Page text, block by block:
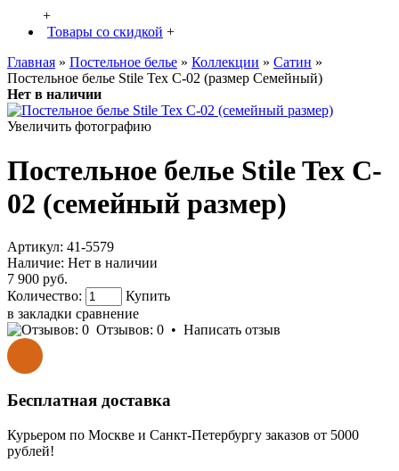
+
Товары со скидкой +
Главная » Постельное белье » Коллекции » Сатин »
Постельное белье Stile Tex C-02 (размер Семейный)
Нет в наличии
Увеличить фотографию
Постельное белье Stile Tex C-
02 (семейный размер)
Артикул: 41-5579
Наличие: Нет в наличии
7 900 руб.
Количество:
Купить
в закладки сравнение
Отзывов: 0 • Написать отзыв
Бесплатная доставка
Курьером по Москве и Санкт-Петербургу заказов от 5000
рублей!